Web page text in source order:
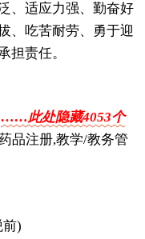
、适应力强、勤奋好
、吃苦耐劳、勇于迎
担责任。
……此处隐藏4053个
品注册,教学/教务管
前)